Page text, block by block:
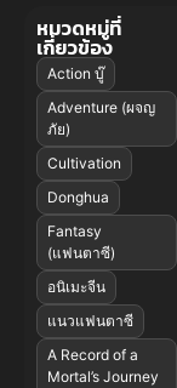
หมวดหมู่ที่
เกี่ยวข้อง
Action บู๊
Adventure (ผจญ
ภัย)
Cultivation
Donghua
Fantasy
(แฟนตาซี)
อนิเมะจีน
แนวแฟนตาซี
A Record of a
Mortal’s Journey